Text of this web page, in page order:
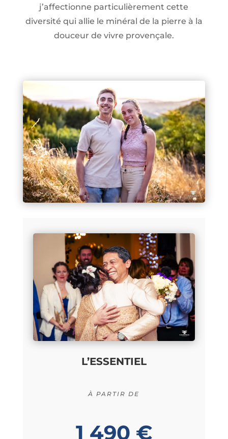
j’affectionne particulièrement cette
diversité qui allie le minéral de la pierre à la
douceur de vivre provençale.
L’ESSENTIEL
À PARTIR DE
1 490 €